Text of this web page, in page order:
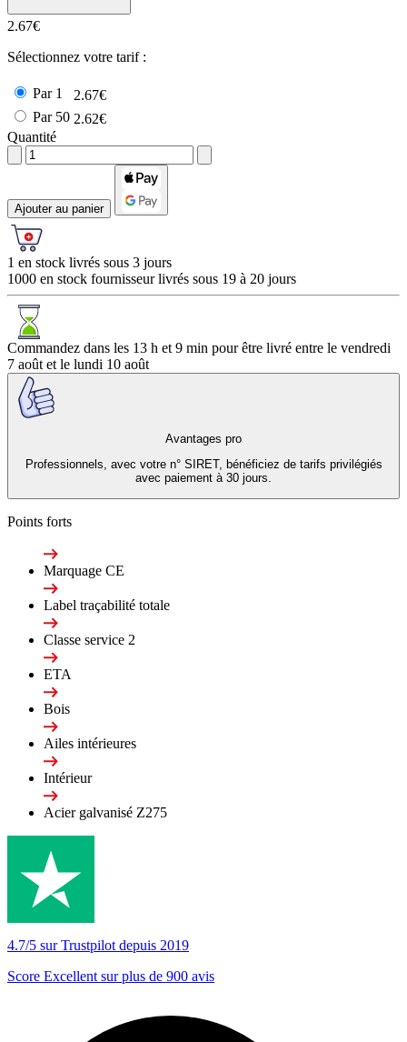
2.67€
Sélectionnez votre tarif :
Par 1
2.67€
Par 50 2.62€
Quantité
Ajouter au panier
1 en stock livrés sous 3 jours
1000 en stock fournisseur livrés sous 19 à 20 jours
Commandez dans les 13 h et 9 min pour être livré entre le vendredi
7 aoûtet le lundi 10 août
Avantages pro
Professionnels, avec votre n° SIRET, bénéficiez de tarifs privilégiés
avec paiement à 30 jours.
Points forts
Marquage CE
Label traçabilité totale
Classe service 2
ETA
Bois
Ailes intérieures
Intérieur
Acier galvanisé Z275
4.7/5 sur Trustpilot depuis 2019
Score Excellent sur plus de 900 avis